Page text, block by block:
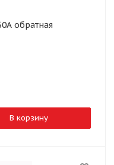
обратная
В корзину